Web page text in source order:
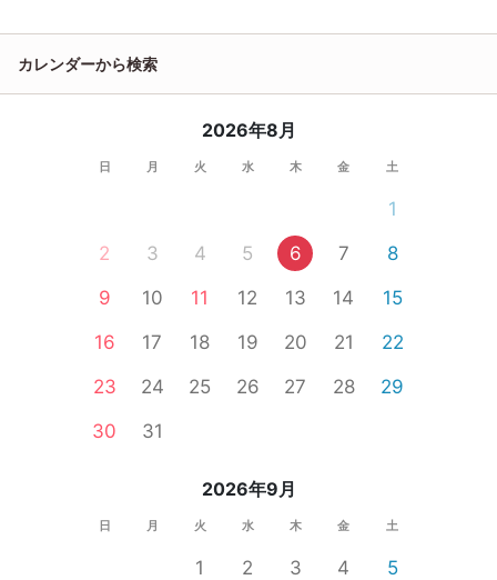
カレンダーから検索
2026年8月
日 月 火 水 木 金 土
1
2
3 4 5 6 7
8
9
10 11 12 13 14
15
16
17 18 19 20 21
22
23
24 25 26 27 28
29
30
31
2026年9月
日 月 火 水 木 金 土
1 2 3 4
5